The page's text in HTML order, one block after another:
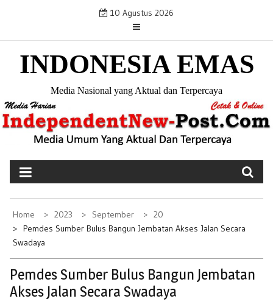
i
o
10 Agustus 2026
INDONESIA EMAS
Media Nasional yang Aktual dan Terpercaya
Home 2023 September
20
Pemdes Sumber Bulus Bangun Jembatan Akses Jalan Secara
Swadaya
Pemdes Sumber Bulus Bangun Jembatan
Akses Jalan Secara Swadaya